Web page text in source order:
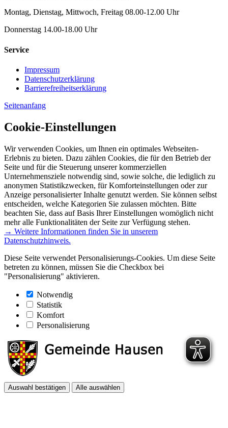
Montag, Dienstag, Mittwoch, Freitag 08.00-12.00 Uhr
Donnerstag 14.00-18.00 Uhr
Service
Impressum
Datenschutzerklärung
Barrierefreiheitserklärung
Seitenanfang
Cookie-Einstellungen
Wir verwenden Cookies, um Ihnen ein optimales Webseiten-
Erlebnis zu bieten. Dazu zählen Cookies, die für den Betrieb der
Seite und für die Steuerung unserer kommerziellen
Unternehmensziele notwendig sind, sowie solche, die lediglich zu
anonymen Statistikzwecken, für Komforteinstellungen oder zur
Anzeige personalisierter Inhalte genutzt werden. Sie können selbst
entscheiden, welche Kategorien Sie zulassen möchten. Bitte
beachten Sie, dass auf Basis Ihrer Einstellungen womöglich nicht
mehr alle Funktionalitäten der Seite zur Verfügung stehen.
→ Weitere Informationen finden Sie in unserem
Datenschutzhinweis.
Diese Seite verwendet Personalisierungs-Cookies. Um diese Seite
betreten zu können, müssen Sie die Checkbox bei
"Personalisierung" aktivieren.
Notwendig
Statistik
Komfort
Personalisierung
Auswahl bestätigen Alle auswählen